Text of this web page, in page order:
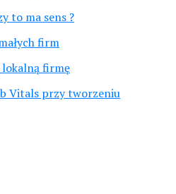
to ma sens ?
firm
lokalną firmę
Vitals przy tworzeniu